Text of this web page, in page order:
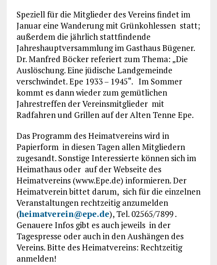
Speziell für die Mitglieder des Vereins findet im
Januar eine Wanderung mit Grünkohlessen statt;
außerdem die jährlich stattfindende
Jahreshauptversammlung im Gasthaus Bügener.
Dr. Manfred Böcker referiert zum Thema: „Die
Auslöschung. Eine jüdische Landgemeinde
verschwindet. Epe 1933 – 1945“. Im Sommer
kommt es dann wieder zum gemütlichen
Jahrestreffen der Vereinsmitglieder mit
Radfahren und Grillen auf der Alten Tenne Epe.
Das Programm des Heimatvereins wird in
Papierform in diesen Tagen allen Mitgliedern
zugesandt. Sonstige Interessierte können sich im
Heimathaus oder auf der Webseite des
Heimatvereins (www.Epe.de) informieren. Der
Heimatverein bittet darum, sich für die einzelnen
Veranstaltungen rechtzeitig anzumelden
(heimatverein@epe.de), Tel. 02565/7899 .
Genauere Infos gibt es auch jeweils in der
Tagespresse oder auch in den Aushängen des
Vereins. Bitte des Heimatvereins: Rechtzeitig
anmelden!